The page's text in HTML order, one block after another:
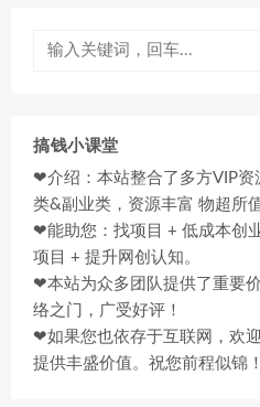
搞钱小课堂
❤介绍：本站整合了多方VIP资
类&副业类，资源丰富 物超所值
❤能助您：找项目 + 低成本创
项目 + 提升网创认知。
❤本站为众多团队提供了重要
络之门，广受好评！
❤如果您也依存于互联网，欢
提供丰盛价值。祝您前程似锦！